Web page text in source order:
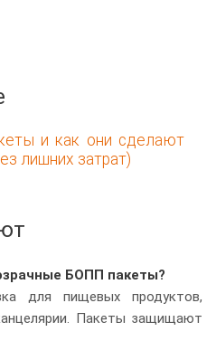
и как они сделают
лишних затрат)
БОПП пакеты?
для пищевых продуктов,
Пакеты защищают